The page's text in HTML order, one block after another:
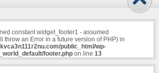
constant widget_footer1 - assumed
throw an Error in a future version of PHP) in
public_html/wp-
footer.phpon line 13